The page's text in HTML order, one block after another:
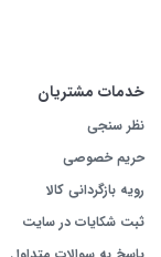
خدمات مشتریان
نظر سنجی
حریم خصوصی
رویه بازگردانی کالا
ثبت شکایات در سایت